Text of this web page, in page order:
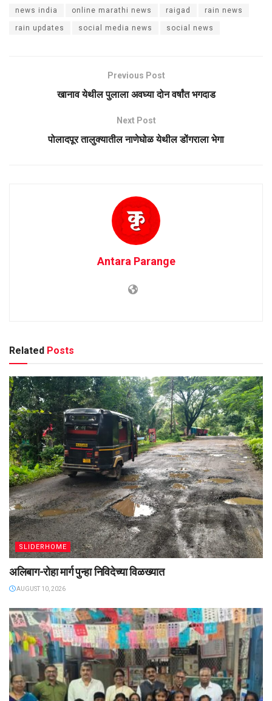
news india online marathi news raigad rain news
rain updates social media news social news
Previous Post
खानाव येथील पुलाला अवघ्या दोन वर्षांत भगदाड
Next Post
पोलादपूर तालुक्यातील नाणेघोळ येथील डोंगराला भेगा
Antara Parange
Related Posts
SLIDERHOME
अलिबाग-रोहा मार्ग पुन्हा निविदेच्या विळख्यात
AUGUST 10, 2026